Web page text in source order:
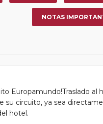
NOTAS
Europamundo!Traslado
su circuito, ya sea
hotel.